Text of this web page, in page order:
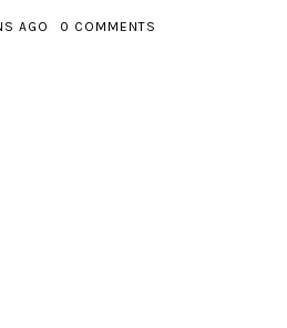
AGO 0 COMMENTS